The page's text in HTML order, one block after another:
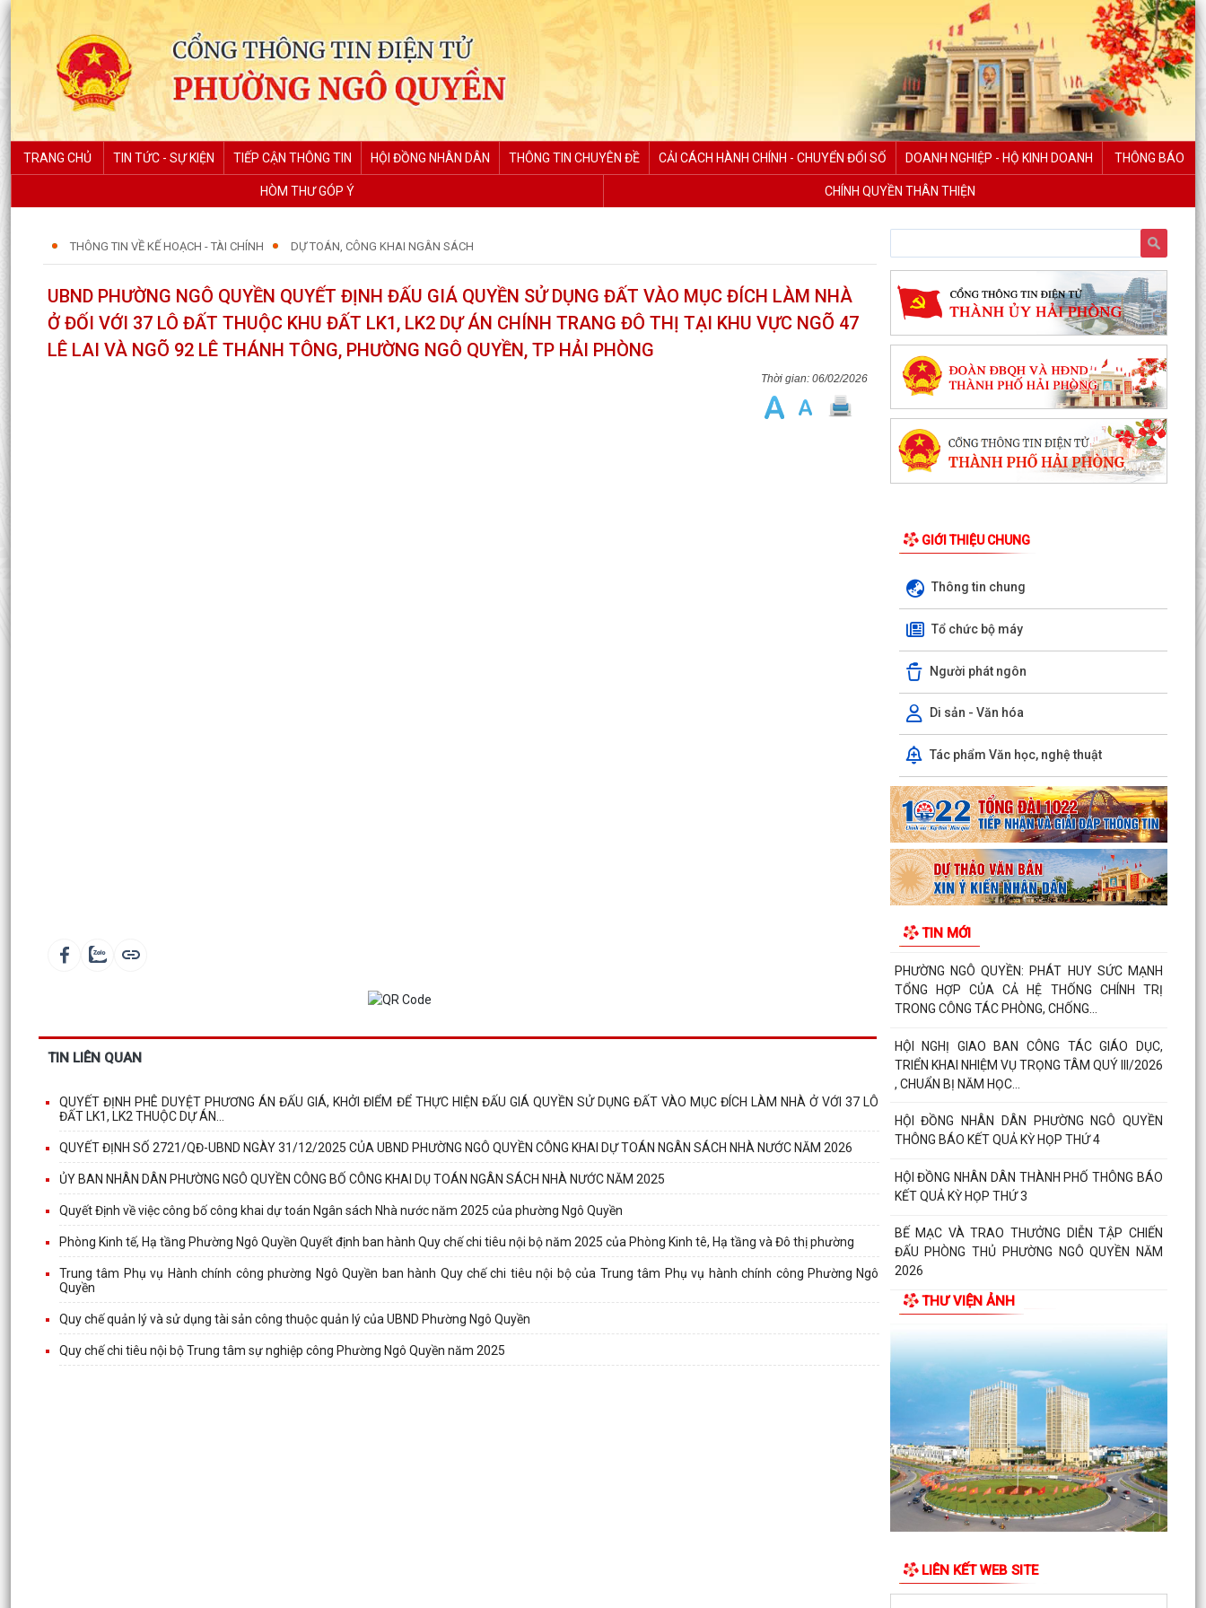
TRANG CHỦ TIN TỨC - SỰ KIỆN TIẾP CẬN THÔNG TIN HỘI ĐỒNG NHÂN DÂN THÔNG TIN CHUYÊN ĐỀ CẢI CÁCH HÀNH CHÍNH - CHUYỂN ĐỔI SỐ DOANH NGHIỆP - HỘ KINH DOANH THÔNG BÁO
HÒM THƯ GÓP Ý CHÍNH QUYỀN THÂN THIỆN
THÔNG TIN VỀ KẾ HOẠCH - TÀI CHÍNH DỰ TOÁN, CÔNG KHAI NGÂN SÁCH
UBND PHƯỜNG NGÔ QUYỀN QUYẾT ĐỊNH ĐẤU GIÁ QUYỀN SỬ DỤNG ĐẤT VÀO MỤC ĐÍCH LÀM NHÀ
Ở ĐỐI VỚI 37 LÔ ĐẤT THUỘC KHU ĐẤT LK1, LK2 DỰ ÁN CHÍNH TRANG ĐÔ THỊ TẠI KHU VỰC NGÕ 47
LÊ LAI VÀ NGÕ 92 LÊ THÁNH TÔNG, PHƯỜNG NGÔ QUYỀN, TP HẢI PHÒNG
06/02/2026
TIN LIÊN QUAN
QUYẾT ĐỊNH PHÊ DUYỆT PHƯƠNG ÁN ĐẤU GIÁ, KHỞI ĐIỂM ĐỂ THỰC HIỆN ĐẤU GIÁ QUYỀN SỬ DỤNG ĐẤT VÀO MỤC ĐÍCH LÀM NHÀ Ở VỚI 37 LÔ
ĐẤT LK1, LK2 THUỘC DỰ ÁN...
QUYẾT ĐỊNH SỐ 2721/QĐ-UBND NGÀY 31/12/2025 CỦA UBND PHƯỜNG NGÔ QUYỀN CÔNG KHAI DỰ TOÁN NGÂN SÁCH NHÀ NƯỚC NĂM 2026
ỦY BAN NHÂN DÂN PHƯỜNG NGÔ QUYỀN CÔNG BỐ CÔNG KHAI DỤ TOÁN NGÂN SÁCH NHÀ NƯỚC NĂM 2025
Quyết Định về việc công bố công khai dự toán Ngân sách Nhà nước năm 2025 của phường Ngô Quyền
Phòng Kinh tế, Hạ tầng Phường Ngô Quyền Quyết định ban hành Quy chế chi tiêu nội bộ năm 2025 của Phòng Kinh tê, Hạ tầng và Đô thị phường
Trung tâm Phụ vụ Hành chính công phường Ngô Quyền ban hành Quy chế chi tiêu nội bộ của Trung tâm Phụ vụ hành chính công Phường Ngô
Quyền
Quy chế quản lý và sử dụng tài sản công thuộc quản lý của UBND Phường Ngô Quyền
Quy chế chi tiêu nội bộ Trung tâm sự nghiệp công Phường Ngô Quyền năm 2025
GIỚI THIỆU CHUNG
Thông tin chung
Tổ chức bộ máy
Người phát ngôn
Di sản - Văn hóa
Tác phẩm Văn học, nghệ thuật
TIN MỚI
PHƯỜNG NGÔ QUYỀN THÔNG TIN VỀ VỤ CHÁY
TẠI ĐƯỜNG TRẦN KHÁNH DƯ
DANH SÁCH ĐĂNG KÝ KINH DOANH THÁNG
Phường Ngô Quyền trao tặng sách giáo khoa,
đồng phục cho 307 học sinh có hoàn cảnh khó
khăn trước...
Phường Ngô Quyền đẩy mạnh công tác phòng,
chống ma túy và nhân rộng các mô hình an ninh
trật tự tại...
CHO CHÍNH QUYỀN
PHƯỜNG NGÔ QUYỀN: PHÁT HUY SỨC MẠNH
TỔNG HỢP CỦA CẢ HỆ THỐNG CHÍNH TRỊ
TRONG CÔNG TÁC PHÒNG, CHỐNG...
HỘI NGHỊ GIAO BAN CÔNG TÁC GIÁO DỤC,
TRIỂN KHAI NHIỆM VỤ TRỌNG TÂM QUÝ III/2026
, CHUẨN BỊ NĂM HỌC...
HỘI ĐỒNG NHÂN DÂN PHƯỜNG NGÔ QUYỀN
THÔNG BÁO KẾT QUẢ KỲ HỌP THỨ 4
HỘI ĐỒNG NHÂN DÂN THÀNH PHỐ THÔNG BÁO
KẾT QUẢ KỲ HỌP THỨ 3
BẾ MẠC VÀ TRAO THƯỞNG DIỄN TẬP CHIẾN
ĐẤU PHÒNG THỦ PHƯỜNG NGÔ QUYỀN NĂM
2026
Phường Ngô Quyền khai mạc Diễn tập chiến đấu
ĐẢNG ỦY - HĐND - UBND - UB MTTQ VIỆT NAM
PHƯỜNG NGÔ QUYỀN THƯ TRI ÂN GIA ĐÌNH
CÁC ANH HÙNG LIỆT...
HƯỚNG DẪN SỬ DỤNG APP TRA CỨU SỬ DỤNG
ĐIỆN
Phường Ngô Quyền: Chuỗi hoạt động tri ân,
“Đền ơn đáp nghĩa” thiết thực nhân kỷ niệm 79
năm Ngày...
PHƯỜNG NGÔ QUYỀN TỔ CHỨC HỘI NGHỊ TRAO
THƯ VIỆN ẢNH
LIÊN KẾT WEB SITE